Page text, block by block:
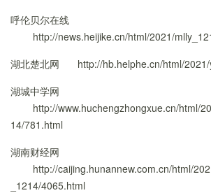
呼伦贝尔在线
http://news.heijike.cn/html/2021/
湖北楚北网
http://hb.helphe.cn/html/
湖城中学网
http://www.huchengzhongxue.cn/html/
14/781.html
湖南财经网
http://caijing.hunannew.com.cn/html/
_1214/4065.html